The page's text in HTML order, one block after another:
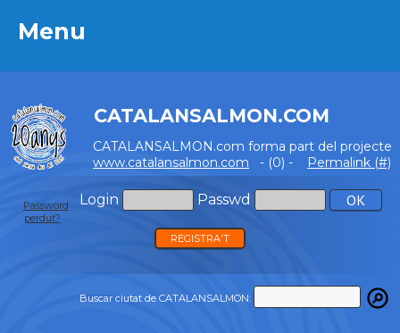
Menu
CATALANSALMON.COM
CATALANSALMON.com forma part del projecte
www.catalansalmon.com - (0) - Permalink (#)
Login Passwd
Password
perdut?
REGISTRA'T
Buscar ciutat de CATALANSALMON:
Menu